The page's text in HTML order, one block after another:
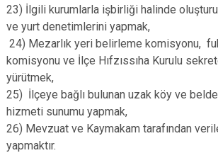
23) İlgili kurumlarla işbirliği halinde
ve yurt denetimlerini yapmak,
24) Mezarlık yeri belirleme komisyonu,
komisyonu ve İlçe Hıfzıssıha Kurulu
yürütmek,
25) İlçeye bağlı bulunan uzak köy ve
hizmeti sunumu yapmak,
26) Mevzuat ve Kaymakam tarafından
yapmaktır.